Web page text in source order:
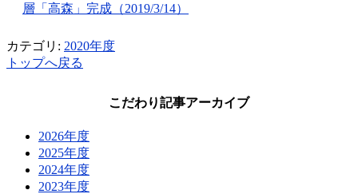
層「高森」完成（2019/3/14）
カテゴリ: 2020年度
トップへ戻る
こだわり記事アーカイブ
2026年度
2025年度
2024年度
2023年度